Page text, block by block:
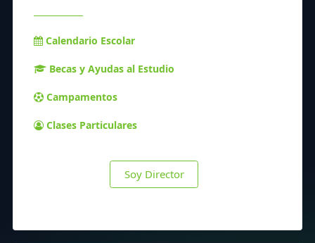
Calendario Escolar
Becas y Ayudas al Estudio
Campamentos
Clases Particulares
Soy Director